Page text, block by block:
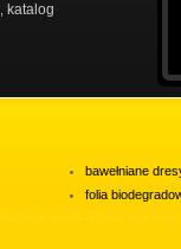
katalog
bawełniane
folia